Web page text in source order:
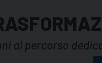
al percorso